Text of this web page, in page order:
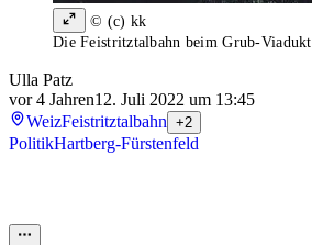
© (c) kk
Die Feistritztalbahn beim Grub-Viadukt
Ulla Patz
vor 4 Jahren12. Juli 2022 um 13:45
WeizFeistritztalbahn +2
PolitikHartberg-Fürstenfeld